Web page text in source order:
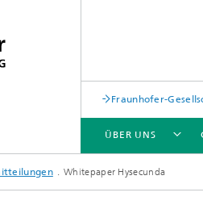
Fraunhofer-
ÜBER UNS
Whitepaper Hysecunda